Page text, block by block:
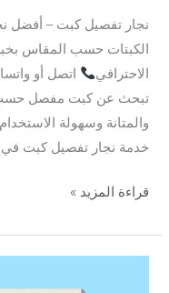
نجار تفصيل كبت – أفضل
الاحترافي
تبحث عن كبت مفصل حسب
والمتانة وسهولة
خدمة نجار تفصيل كبت في
قراءة المزيد »